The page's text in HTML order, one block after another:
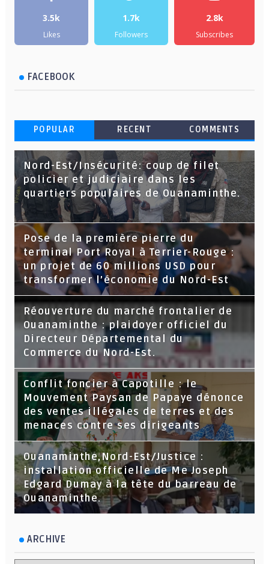
3.5k
Likes
1.7k
Followers
2.8k
Subscribes
FACEBOOK
POPULAR RECENT COMMENTS
Nord-Est/Insécurité: coup de filet
policier et judiciaire dans les
quartiers populaires de Ouanaminthe.
Pose de la première pierre du
terminal Port Royal à Terrier-Rouge :
un projet de 60 millions USD pour
transformer l’économie du Nord-Est
Réouverture du marché frontalier de
Ouanaminthe : plaidoyer officiel du
Directeur Départemental du
Commerce du Nord-Est.
Conflit foncier à Capotille : le
Mouvement Paysan de Papaye dénonce
des ventes illégales de terres et des
menaces contre ses dirigeants
Ouanaminthe,Nord-Est/Justice :
installation officielle de Me Joseph
Edgard Dumay à la tête du barreau de
Ouanaminthe.
ARCHIVE